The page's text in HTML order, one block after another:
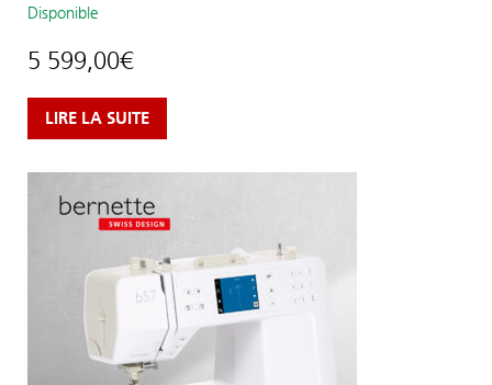
Disponible
5 599,00€
LIRE LA SUITE